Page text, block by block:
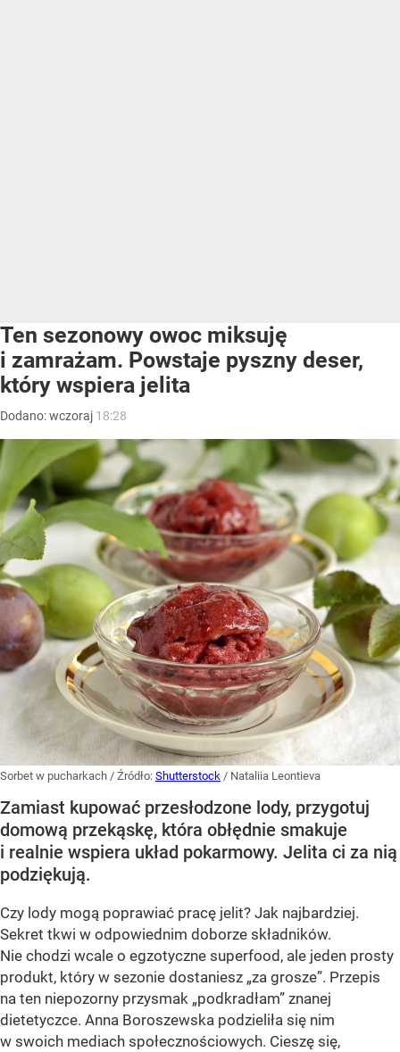
Ten sezonowy owoc miksuję
i zamrażam. Powstaje pyszny deser,
który wspiera jelita
Dodano:wczoraj 18:28
Sorbet w pucharkach / Źródło: Shutterstock / Nataliia Leontieva
Zamiast kupować przesłodzone lody, przygotuj
domową przekąskę, która obłędnie smakuje
i realnie wspiera układ pokarmowy. Jelita ci za nią
podziękują.
Czy lody mogą poprawiać pracę jelit? Jak najbardziej.
Sekret tkwi w odpowiednim doborze składników.
Nie chodzi wcale o egzotyczne superfood, ale jeden prosty
produkt, który w sezonie dostaniesz „za grosze”. Przepis
na ten niepozorny przysmak „podkradłam” znanej
dietetyczce. Anna Boroszewska podzieliła się nim
w swoich mediach społecznościowych. Cieszę się,